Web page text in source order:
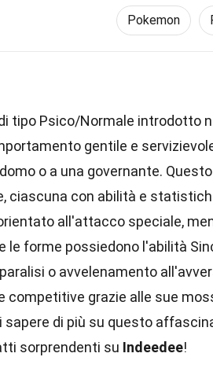
Pokemon
tipo Psico/Normale introdotto
gentile e
o a una governante.
ciascuna con abilità e
all'attacco speciale,
le forme possiedono l'abilità
o avvelenamento
competitive grazie alle sue
sapere di più su questo
sorprendenti su Indeedee!